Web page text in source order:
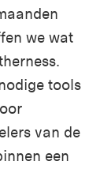
we wat
tools
van de
een